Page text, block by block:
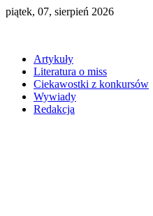
piątek, 07, sierpień 2026
Artykuły
Literatura o miss
Ciekawostki z konkursów
Wywiady
Redakcja